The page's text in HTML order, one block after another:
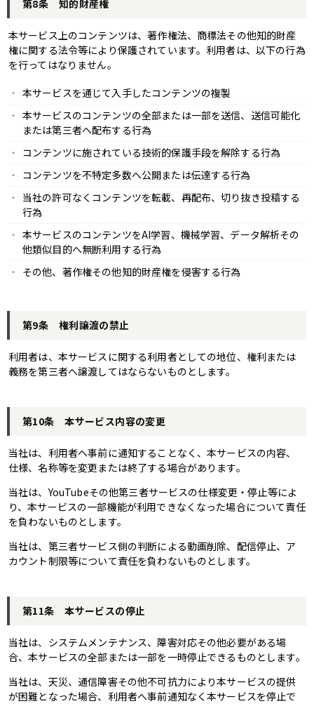
第8条 知的財産権
本サービス上のコンテンツは、著作権法、商標法その他知的財産
権に関する法令等により保護されています。利用者は、以下の行為
を行ってはなりません。
本サービスを通じて入手したコンテンツの複製
本サービスのコンテンツの全部または一部を送信、送信可能化
または第三者へ配布する行為
コンテンツに施されている技術的保護手段を解除する行為
コンテンツを不特定多数へ公開または伝達する行為
当社の許可なくコンテンツを転載、再配布、切り抜き投稿する
行為
本サービスのコンテンツをAI学習、機械学習、データ解析その
他類似目的へ無断利用する行為
その他、著作権その他知的財産権を侵害する行為
第9条 権利譲渡の禁止
利用者は、本サービスに関する利用者としての地位、権利または
義務を第三者へ譲渡してはならないものとします。
第10条 本サービス内容の変更
当社は、利用者へ事前に通知することなく、本サービスの内容、
仕様、名称等を変更または終了する場合があります。
当社は、YouTubeその他第三者サービスの仕様変更・停止等によ
り、本サービスの一部機能が利用できなくなった場合について責任
を負わないものとします。
当社は、第三者サービス側の判断による動画削除、配信停止、ア
カウント制限等について責任を負わないものとします。
第11条 本サービスの停止
当社は、システムメンテナンス、障害対応その他必要がある場
合、本サービスの全部または一部を一時停止できるものとします。
当社は、天災、通信障害その他不可抗力により本サービスの提供
が困難となった場合、利用者へ事前通知なく本サービスを停止で